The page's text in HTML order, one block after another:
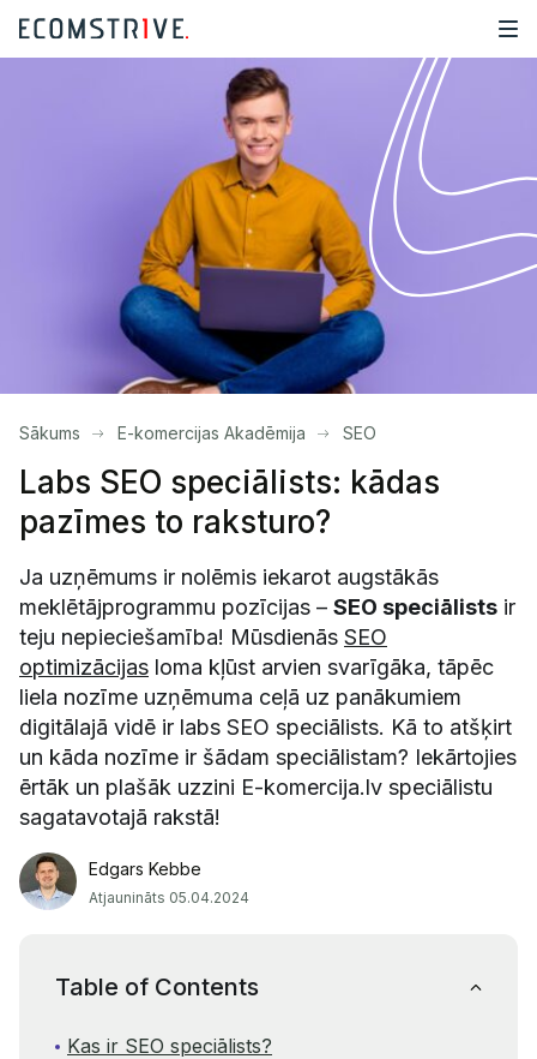
Sākums E-komercijas Akadēmija SEO
Labs SEO speciālists: kādas
pazīmes to raksturo?
Ja uzņēmums ir nolēmis iekarot augstākās
meklētājprogrammu pozīcijas – SEO speciālists ir
teju nepieciešamība! Mūsdienās SEO
optimizācijas loma kļūst arvien svarīgāka, tāpēc
liela nozīme uzņēmuma ceļā uz panākumiem
digitālajā vidē ir labs SEO speciālists. Kā to atšķirt
un kāda nozīme ir šādam speciālistam? Iekārtojies
ērtāk un plašāk uzzini E-komercija.lv speciālistu
sagatavotajā rakstā!
Edgars Kebbe
Atjaunināts 05.04.2024
Table of Contents
Kas ir SEO speciālists?